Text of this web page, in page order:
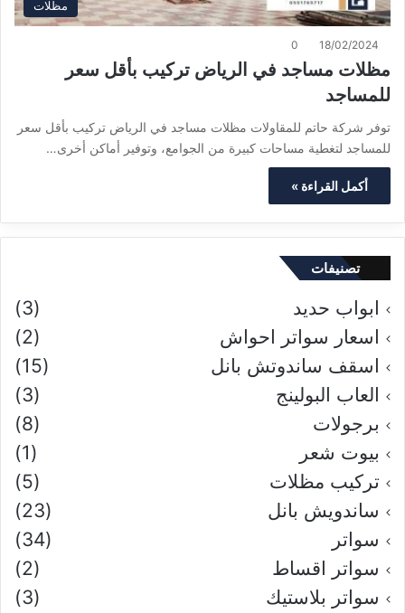
مظلات
18/02/2024
0
مظلات مساجد في الرياض تركيب بأقل سعر
للمساجد
توفر شركة حاتم للمقاولات مظلات مساجد في الرياض تركيب بأقل سعر
للمساجد لتغطية مساحات كبيرة من الجوامع، وتوفير أماكن أخرى…
أكمل القراءة »
تصنيفات
ابواب حديد
(3)
اسعار سواتر احواش
(2)
اسقف ساندوتش بانل
(15)
العاب البولينج
(3)
برجولات
(8)
بيوت شعر
(1)
تركيب مظلات
(5)
ساندويش بانل
(23)
سواتر
(34)
سواتر اقساط
(2)
سواتر بلاستيك
(3)